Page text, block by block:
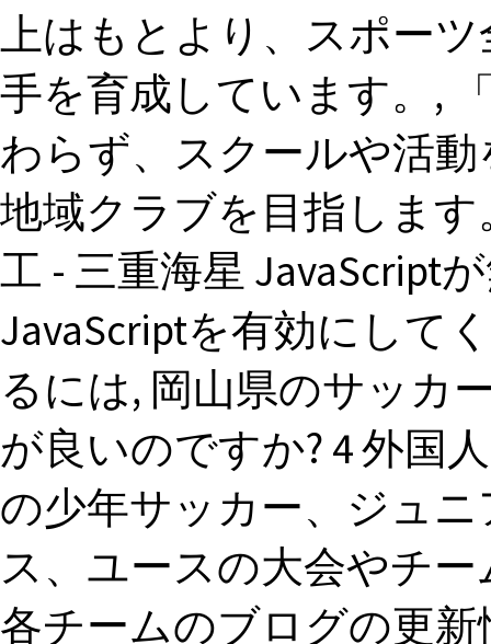
上はもとより、スポー
手を育成しています。,
わらず、スクールや活
地域クラブを目指します
工 - 三重海星 JavaScript
JavaScriptを有効にして
るには, 岡山県のサッカ
が良いのですか? 4 外国
の少年サッカー、ジュ
ス、ユースの大会やチ
各チームのブログの更